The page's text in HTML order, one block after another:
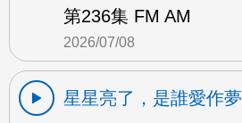
第236集 FM AM
2026/07/08
星星亮了，是誰愛作夢